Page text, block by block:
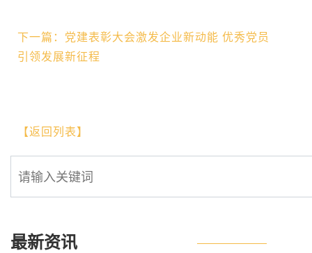
下一篇：党建表彰大会激发企业新动能 优秀党员
引领发展新征程
【返回列表】
最新资讯